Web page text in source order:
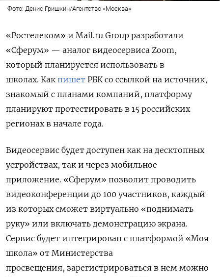
Фото: Денис Гришкин/Агентство «Москва»
«Ростелеком» и Mail.ru Group разработали
«Сферум» — аналог видеосервиса Zoom,
который планируется использовать в
школах. Как пишет РБК со ссылкой на источник,
знакомый с планами компаний, платформу
планируют протестировать в 15 российских
регионах в начале года.
Видеосервис будет доступен как на десктопных
устройствах, так и через мобильное
приложение. «Сферум» позволит проводить
видеоконференции до 100 участников, каждый
из которых сможет виртуально «поднимать
руку» или включать демонстрацию экрана.
Сервис будет интегрирован с платформой «Моя
школа» от Министерства
просвещения, зарегистрироваться в нем можно